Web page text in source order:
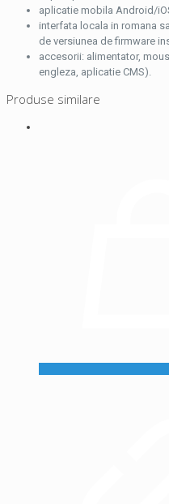
aplicatie mobila Android/
interfata locala in romana
de versiunea de firmware
accesorii: alimentator,
engleza, aplicatie CMS).
Produse similare